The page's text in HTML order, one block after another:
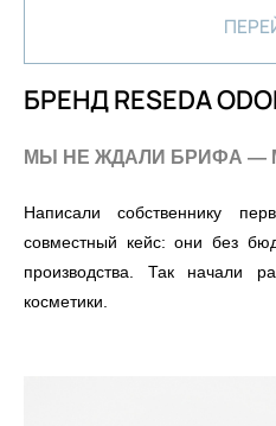
БРЕНД RESEDA
МЫ НЕ ЖДАЛИ БРИФА —
Написали собственнику
совместный кейс: они без
производства. Так начали
косметики.